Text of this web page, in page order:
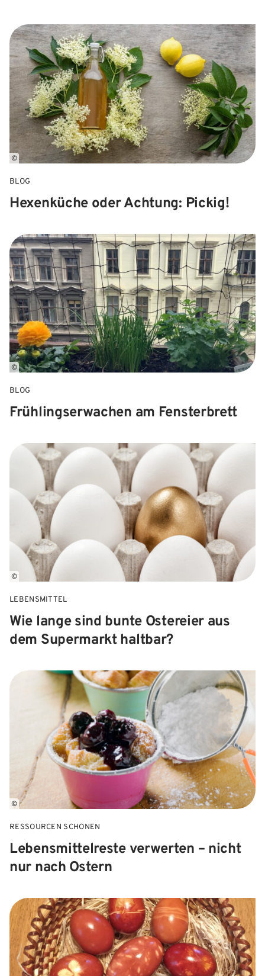
©
BLOG
Hexenküche oder Achtung: Pickig!
©
BLOG
Frühlingserwachen am Fensterbrett
©
LEBENSMITTEL
Wie lange sind bunte Ostereier aus
dem Supermarkt haltbar?
©
RESSOURCEN SCHONEN
Lebensmittelreste verwerten – nicht
nur nach Ostern